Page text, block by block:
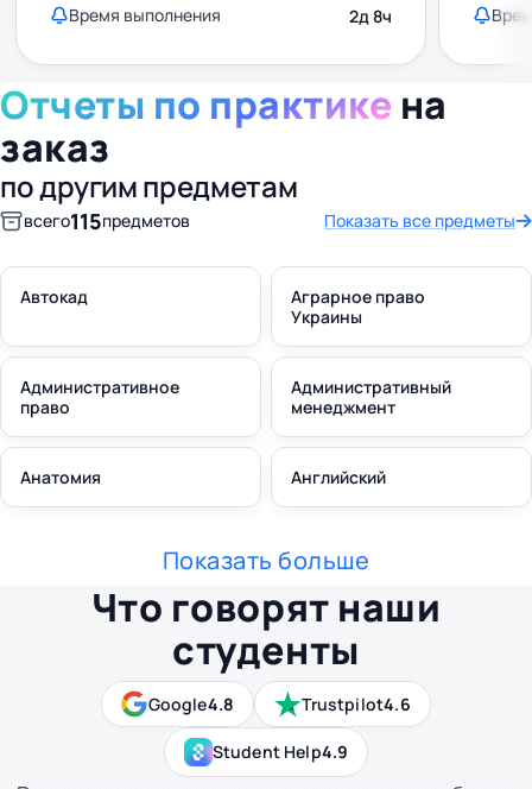
Время выполнения 2д 8ч
Отчеты по практике на
заказ
по другим предметам
всего115предметов Показать все предметы
Автокад
Аграрное право
Украины
Административное
право
Административный
менеджмент
Анатомия Английский
Показать больше
Google4.8 Trustpilot4.6
Student Help4.9
Что говорят наши
студенты